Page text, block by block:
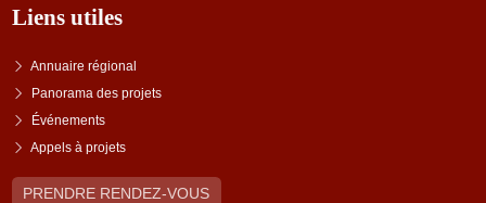
Liens utiles
Annuaire régional
Panorama des projets
Événements
Appels à projets
PRENDRE RENDEZ-VOUS